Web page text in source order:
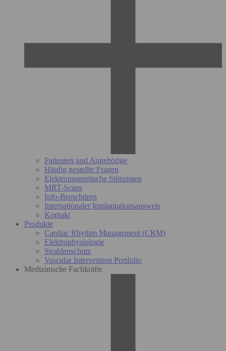
Patienten und Angehörige
Häufig gestellte Fragen
Elektromagnetische Störungen
MRT-Scans
Info-Broschüren
Internationaler Implantationsausweis
Kontakt
Produkte
Cardiac Rhythm Management (CRM)
Elektrophysiologie
Strahlenschutz
Vascular Intervention Portfolio
Medizinische Fachkräfte